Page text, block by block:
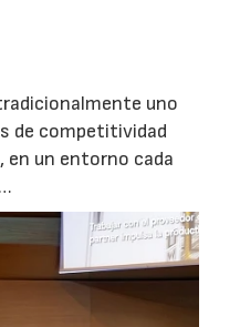
uno
de competitividad
en un entorno cada